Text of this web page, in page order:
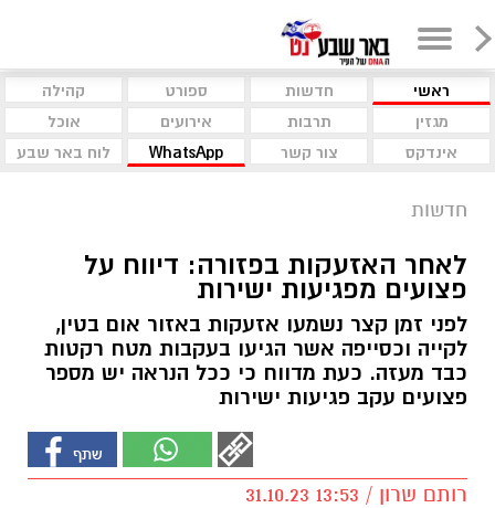
ראשי חדשות ספורט
קהילה
מגזין
תרבות אירועים
אוכל
אינדקס
צור קשר WhatsApp לוח באר שבע
חדשות
לאחר האזעקות בפזורה: דיווח על
פצועים מפגיעות ישירות
לפני זמן קצר נשמעו אזעקות באזור אום בטין,
לקייה וכסייפה אשר הגיעו בעקבות מטח רקטות
כבד מעזה. כעת מדווח כי ככל הנראה יש מספר
פצועים עקב פגיעות ישירות
רותם שרון / 13:53 31.10.23